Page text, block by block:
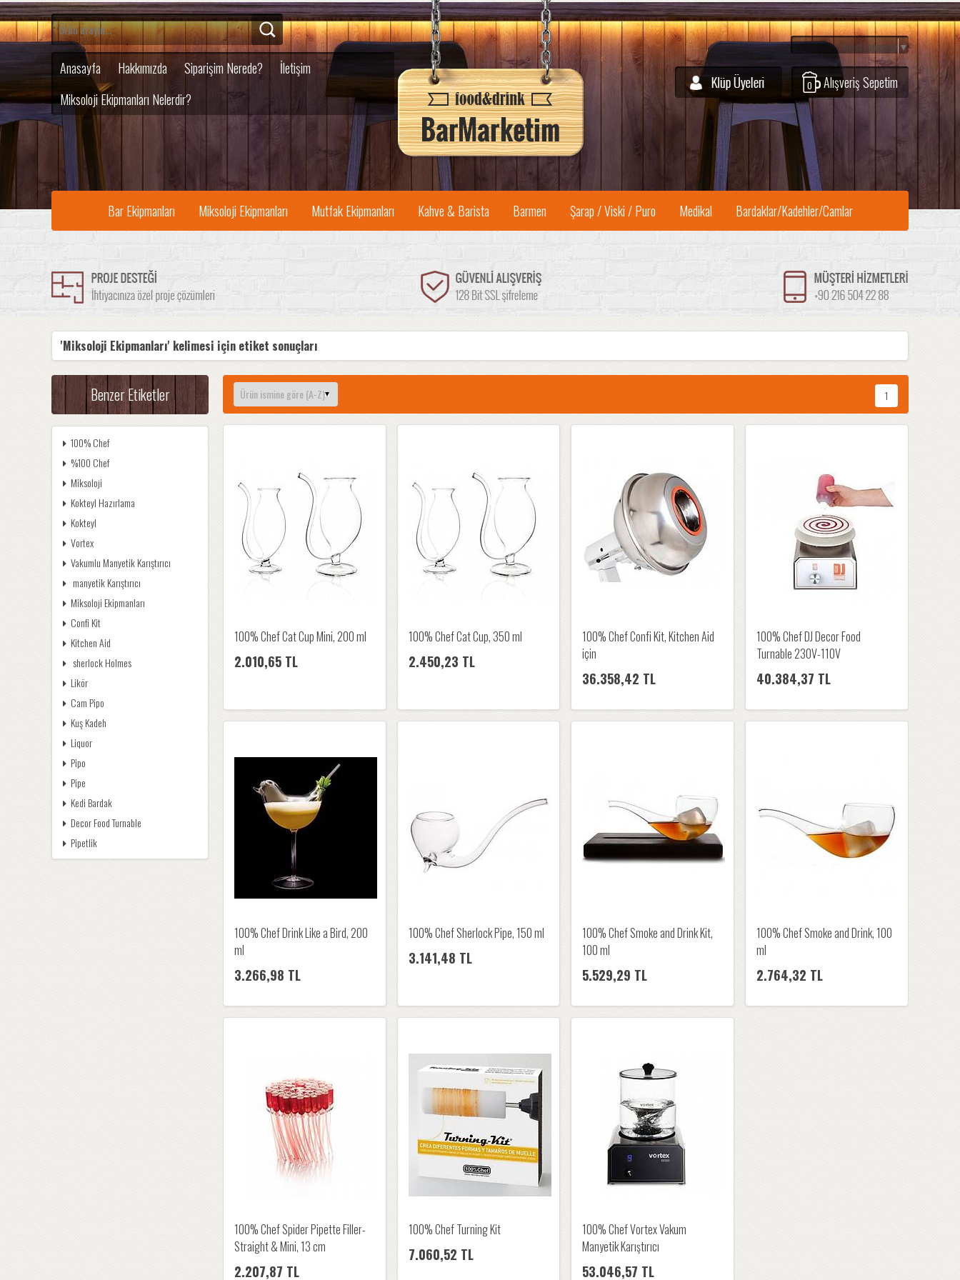
Anasayfa Hakkımızda Siparişim Nerede?
İletişim
Miksoloji Ekipmanları Nelerdir?
Alışveriş Sepetim
0
Select Language ▼
Bar Ekipmanları Miksoloji Ekipmanları Mutfak Ekipmanları Kahve & Barista Barmen Şarap / Viski / Puro Medikal Bardaklar/Kadehler/Camlar
'Miksoloji Ekipmanları' kelimesi için etiket sonuçları
Benzer Etiketler
100% Chef
%100 Chef
Miksoloji
Kokteyl Hazırlama
Kokteyl
Vortex
Vakumlu Manyetik Karıştırıcı
manyetik Karıştırıcı
Miksoloji Ekipmanları
Confi Kit
Kitchen Aid
sherlock Holmes
Likör
Cam Pipo
Kuş Kadeh
Liquor
Pipo
Pipe
Kedi Bardak
Decor Food Turnable
Pipetlik
1
100% Chef Cat Cup Mini, 200 ml
2.010,65 TL
100% Chef Cat Cup, 350 ml
2.450,23 TL
100% Chef Confi Kit, Kitchen Aid
için
36.358,42 TL
100% Chef DJ Decor Food
Turnable 230V-110V
40.384,37 TL
100% Chef Drink Like a Bird, 200
ml
3.266,98 TL
100% Chef Sherlock Pipe, 150 ml
3.141,48 TL
100% Chef Smoke and Drink Kit,
100 ml
5.529,29 TL
100% Chef Smoke and Drink, 100
ml
2.764,32 TL
100% Chef Spider Pipette Filler-
Straight & Mini, 13 cm
2.207,87 TL
100% Chef Turning Kit
7.060,52 TL
100% Chef Vortex Vakum
Manyetik Karıştırıcı
53.046,57 TL